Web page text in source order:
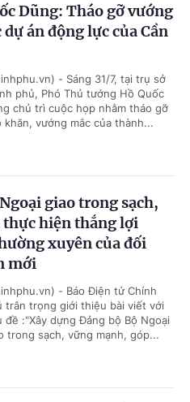
Dũng: Tháo gỡ vướng
án động lực của Cần
- Sáng 31/7, tại trụ sở
phủ, Phó Thủ tướng Hồ Quốc
chủ trì cuộc họp nhằm tháo gỡ
khăn, vướng mắc của thành...
giao trong sạch,
hiện thắng lợi
xuyên của đối
mới
- Báo Điện tử Chính
trân trọng giới thiệu bài viết với
đề :"Xây dựng Đảng bộ Bộ Ngoại
trong sạch, vững mạnh, góp...